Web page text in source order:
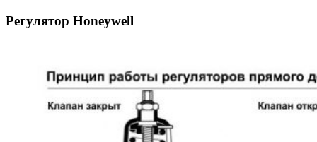
Регулятор Honeywell